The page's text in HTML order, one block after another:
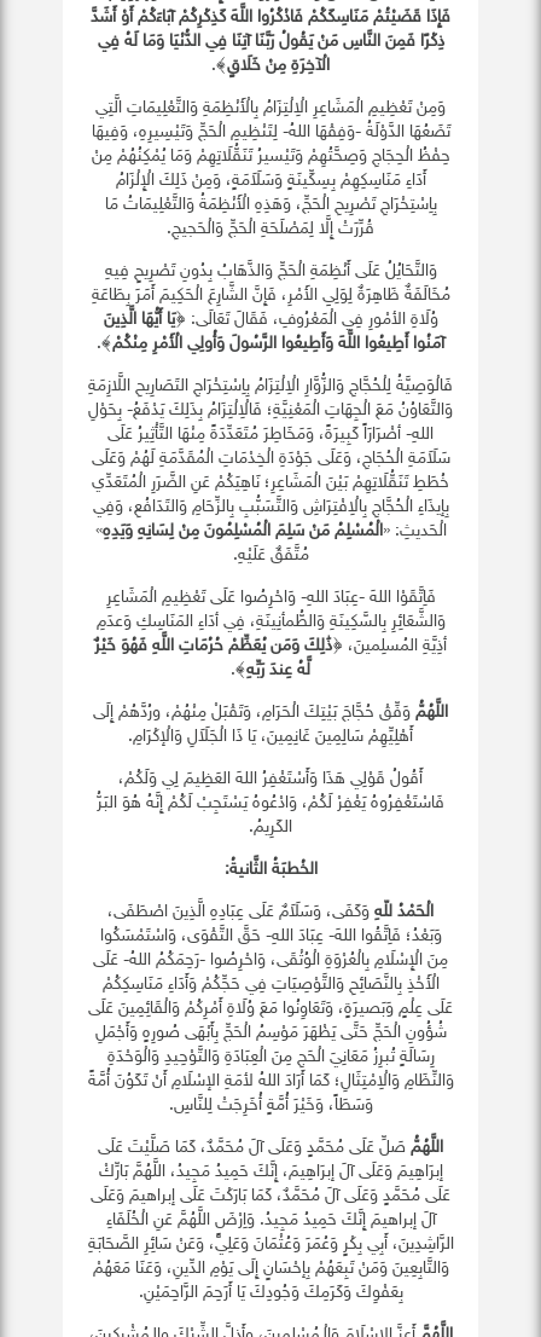
فَإِذَا قَضَيْتُمْ مَنَاسِكَكُمْ فَاذْكُرُوا اللَّهَ كَذِكْرِكُمْ آبَاءَكُمْ أَوْ أَشَدَّ
ذِكْرًا فَمِنَ النَّاسِ مَنْ يَقُولُ رَبَّنَا آتِنَا فِي الدُّنْيَا وَمَا لَهُ فِي
الْآخِرَةِ مِنْ خَلَاقٍ﴾.
وَمِنْ تَعْظِيمِ الْمَشَاعِرِ الْاِلْتِزَامُ بِالْأَنْظِمَةِ وَالتَّعْلِيمَاتِ الَّتِي
تَضَعُهَا الدَّوْلَةُ -وَفِقْهَا اللهُ- لِتَنْظِيمِ الْحَجِّ وَتَيْسِيرِهِ، وَفِيهَا
حِفْظُ الْحِجَاجِ وَصِحَّتُهِمْ وَتَيْسيرُ تَنَقُّلَاتِهِمْ وَمَا يُمْكِنُهُمْ مِنْ
أَدَاءِ مَنَاسِكِهِمْ بِسِكِّينَةٍ وَسَلَاَمَةٍ، وَمِنْ ذَلِكَ الْإِلْزَامُ
بِاِسْتِخْرَاجِ تَصْرِيحِ الْحَجِّ، وَهَذِهِ الْأَنْظِمَةُ وَالتَّعْلِيمَاتُ مَا
قُرِّرَتْ إِلَّا لِمَصْلَحَةِ الْحَجِّ وَالْحَجيجِ.
وَالتَّحَايُلُ عَلَى أَنْظِمَةِ الْحَجِّ وَالذَّهَابُ بِدُونِ تَصْرِيحٍ فِيهِ
مُخَالَفَةٌ ظَاهِرَةٌ لِوَلِيِ الأَمْرِ، فَإِنَّ الشَّارِعَ الْحَكِيمَ أَمَرَ بِطَاعَةِ
وُلَاةِ اﻷمْورِ فِي الْمَعْرُوفِ، فَقَالَ تَعَالَى: ﴿يَا أَيُّهَا الَّذِينَ
آمَنُوا أَطِيعُوا اللَّهَ وَأَطِيعُوا الرَّسُولَ وَأُولِي الْأَمْرِ مِنْكُمْ﴾.
فَالْوَصِيَّةُ لِلْحُجَّاجِ وَالزُّوَّارِ الْاِلْتِزَامُ بِاِسْتِخْرَاجِ التَصَارِيحِ اللَّازِمَةِ
وَالتَّعَاوُنُ مَعَ الْجِهَاتِ الْمَعْنِيَّةِ؛ فَالْاِلْتِزَامُ بِذَلِكَ يَدْفَعُ- بِحَوْلِ
اللهِ- أضْرَارَاً كَبِيرَةً، وَمَخَاطِرَ مُتَعَدِّدَةً مِنْهَا التَّأْثِيرُ عَلَى
سَلَاَمَةِ الْحُجَاجِ، وَعَلَى جَوْدَةِ الْخِدْمَاتِ الْمُقَدَّمَةِ لَهُمْ وَعَلَى
خُطَطِ تَنَقُّلَاتِهِمْ بَيْنَ الْمَشَاعِرِ؛ نَاهِيَكُمْ عَنِ الضَّرَرِ الْمُتَعَدِّي
بِإيذَاءِ الْحُجَّاجِ بِالْاِفْتِرَاشِ وَالتَّسَبُّبِ بِالزِّحَامِ وَالتَدَافُعِ، وَفِي
الْحَديثِ: «الْمُسْلِمُ مَنْ سَلِمَ الْمُسْلِمُونَ مِنْ لِسَانِهِ وَيَدِهِ»
مُتَّفَقٌ عَلَيْهِ.
فَاِتَّقَوْا اللهَ -عِبَادَ اللهِ- وَاحْرِصُوا عَلَى تَعْظِيمِ الْمَشَاعِرِ
وَالشَّعَائِرِ بِالسَّكِينَةِ وَالطُّمأنِينَةِ، فِي أدَاءِ المَنَاسِكِ وَعدَمِ
أذِيَّةِ المُسلِمينَ، ﴿ذَٰلِكَ وَمَن يُعَظِّمْ حُرُمَاتِ اللَّهِ فَهُوَ خَيْرٌ
لَّهُ عِندَ رَبِّهِ﴾.
اللَّهُمُّ وَفِّقْ حُجَّاجَ بَيْتِكَ الْحَرَامِ، وَتَقْبَلْ مِنْهُمْ، ورُدَّهُمْ إِلَى
أَهْلِيِّهِمْ سَالِمِينَ غَانِمِينَ، يَا ذَا الْجَلَاَلِ وَالْإكْرَامِ.
أَقُولُ قَوْلِي هَذَا وَأَسْتَغْفِرُ اللهَ العَظِيمَ لِي وَلَكُمْ،
فَاسْتَغْفِرُوهُ يَغْفِرْ لَكُمْ، وَادْعُوهُ يَسْتَجِبْ لَكُمْ إِنَّهُ هُوَ البَرُّ
الكَرِيمُ.
الخُطبَةُ الثَّانيةُ:
الْحَمْدُ للّهِ وَكَفَى، وَسَلَاَمٌ عَلَى عِبَادِهِ الَّذِينَ اصْطَفَى،
وَبَعْدُ؛ فَاِتَّقُوا اللهَ- عِبَادَ اللهِ- حَقَّ التَّقْوَى، وَاسْتَمْسَكُوا
مِنَ الْإِسْلَامِ بِالْعُرْوَةِ الْوُثْقَى، وَاحْرِصُوا -رَحِمَكُمُ اللهُ- عَلَى
الْأَخْذِ بِالنَّصَائِحِ وَالتَّوْصِيَاتِ فِي حَجِّكُمْ وَأَدَاءِ مَنَاسِكِكُمْ
عَلَى عِلْمٍ وَبَصيرَةٍ، وَتَعَاوِنُوا مَعَ وُلَاةِ أَمْرِكُمْ وَالْقَائِمِينَ عَلَى
شُؤُونِ الْحَجِّ حَتَّى يَظْهَرَ مَوْسِمُ الْحَجِّ بِأَبْهَى صُورِهٍ وَأَجْمَلِ
رِسَالَةٍ تُبرِزُ مَعَانِيَ الْحَجِ مِنَ الْعِبَادَةِ وَالتَّوْحِيدِ وَالْوَحْدَةِ
وَالنِّظَامِ وَالْاِمْتِثَالِ؛ كَمَا أَرَادَ اللهُ ﻷمَةِ اﻹسْلَامِ أَنْ تَكَوُنَ أُمَّةً
وَسَطَاً، وَخَيْرَ أُمَّةٍ أُخَرِجَتْ لِلنَّاسِ.
اللَّهُمُّ صَلِّ عَلَى مُحَمَّدٍ وَعَلَى آلَ مُحَمَّدٌ، كَمَا صَلَّيْتَ عَلَى
إبرَاهِيمَ وَعَلَى آلَ إبرَاهِيمَ، إِنَّكَ حَمِيدُ مَجِيدُ، اللَّهُمَّ بَارِّكْ
عَلَى مُحَمَّدٍ وَعَلَى آلَ مُحَمَّدٌ، كَمَا بَارَكْتَ عَلَى إبراهيمَ وَعَلَى
آلَ إبراهيمَ إِنَّكَ حَمِيدُ مَجِيدُ. وَاِرْضَ اللَّهُمَّ عَنِ الْخُلَفَاءِ
الرَّاشِدِينَ، أَبِي بِكْرٍ وَعُمَرَ وَعُثْمَانَ وَعَلِيٍّ، وَعَنْ سَائِرِ الصَّحَابَةِ
وَالتَّابِعِينَ وَمَنْ تَبِعَهُمْ بِإحْسَانٍ إِلَى يَوْمِ الدِّينِ، وَعَنَا مَعَهُمْ
بِعَفْوِكَ وَكَرَمِكَ وَجُودِكَ يَا أَرَحِمَ الرَّاحِمَيْنِ.